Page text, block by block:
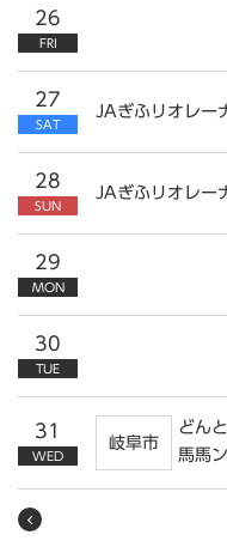
26
FRI
27
SAT
JAぎふリオレ
28
SUN
JAぎふリオレ
29
MON
30
TUE
31
WED
岐阜市
どん
馬馬